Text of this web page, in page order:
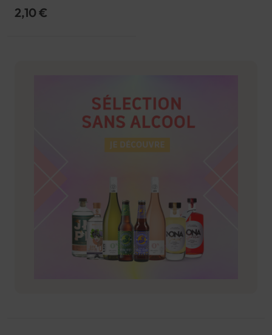
2,10 €